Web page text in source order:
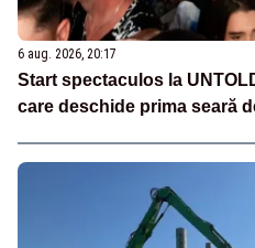
6 aug. 2026, 20:17
Start spectaculos la
care deschide prima seară